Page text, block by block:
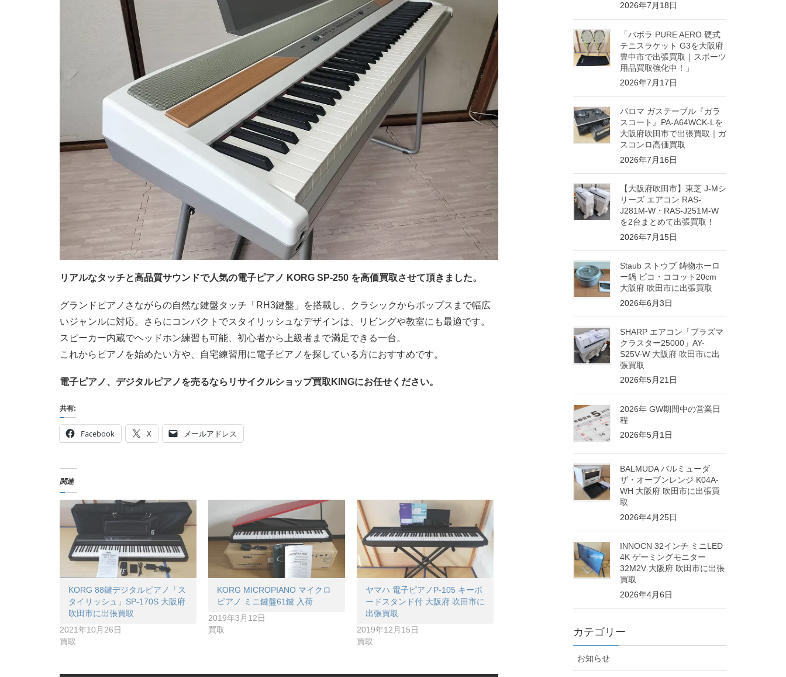
リアルなタッチと高品質サウンドで人気の電子ピアノ KORG SP-250 を高価買取させて頂きました。
グランドピアノさながらの自然な鍵盤タッチ「RH3鍵盤」を搭載し、クラシックからポップスまで幅広
いジャンルに対応。さらにコンパクトでスタイリッシュなデザインは、リビングや教室にも最適です。
スピーカー内蔵でヘッドホン練習も可能、初心者から上級者まで満足できる一台。
これからピアノを始めたい方や、自宅練習用に電子ピアノを探している方におすすめです。
電子ピアノ、デジタルピアノを売るならリサイクルショップ買取KINGにお任せください。
共有:
Facebook X メールアドレス
関連
KORG 88鍵デジタルピアノ「ス
タイリッシュ」SP-170S 大阪府
吹田市に出張買取
2021年10月26日
買取
KORG MICROPIANO マイクロ
ピアノ ミニ鍵盤61鍵 入荷
2019年3月12日
買取
ヤマハ 電子ピアノP-105 キーボ
ードスタンド付 大阪府 吹田市に
出張買取
2019年12月15日
買取
2026年7月18日
「バボラ PURE AERO 硬式
テニスラケット G3を大阪府
豊中市で出張買取｜スポーツ
用品買取強化中！」
2026年7月17日
パロマ ガステーブル『ガラ
スコート』PA-A64WCK-Lを
大阪府吹田市で出張買取｜ガ
スコンロ高価買取
2026年7月16日
【大阪府吹田市】東芝 J-Mシ
リーズ エアコン RAS-
J281M-W・RAS-J251M-W
を2台まとめて出張買取！
2026年7月15日
Staub ストウブ 鋳物ホーロ
ー鍋 ピコ・ココット20cm
大阪府 吹田市に出張買取
2026年6月3日
SHARP エアコン「プラズマ
クラスター25000」AY-
S25V-W 大阪府 吹田市に出
張買取
2026年5月21日
2026年 GW期間中の営業日
程
2026年5月1日
BALMUDA バルミューダ
ザ・オーブンレンジ K04A-
WH 大阪府 吹田市に出張買
取
2026年4月25日
INNOCN 32インチ ミニLED
4K ゲーミングモニター
32M2V 大阪府 吹田市に出張
買取
2026年4月6日
カテゴリー
お知らせ